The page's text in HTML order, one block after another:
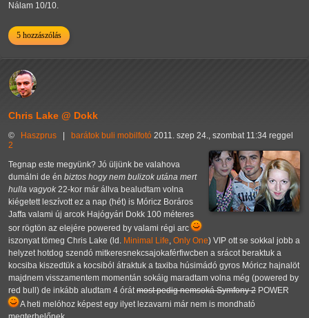
Nálam 10/10.
5 hozzászólás
Chris Lake @ Dokk
© Haszprus barátok buli mobilfotó 2011. szep 24., szombat 11:34 reggel
2
Tegnap este megyünk? Jó üljünk be valahova
dumálni de én biztos hogy nem bulizok utána mert
hulla vagyok 22-kor már állva bealudtam volna
kiégetett leszívott ez a nap (hét) is Móricz Boráros
Jaffa valami új arcok Hajógyári Dokk 100 méteres
sor rögtön az elejére powered by valami régi arc
iszonyat tömeg Chris Lake (ld. Minimal Life, Only One) VIP ott se sokkal jobb a
helyzet hotdog szendó mitkeresnekcsajokaférfiwcben a srácot beraktuk a
kocsiba kiszedtük a kocsiból átraktuk a taxiba húsimádó gyros Móricz hajnalöt
majdnem visszamentem momentán sokáig maradtam volna még (powered by
red bull) de inkább aludtam 4 órátmost pedig nemsoká Symfony 2 POWER
A heti melóhoz képest egy ilyet lezavarni már nem is mondható